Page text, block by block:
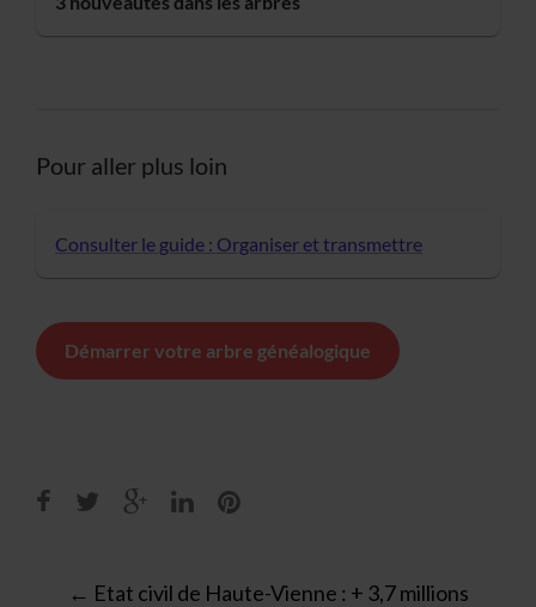
Pour aller plus loin
Consulter le guide : Organiser et transmettre
Démarrer votre arbre généalogique
Post
← Etat civil de Haute-Vienne : + 3,7 millions